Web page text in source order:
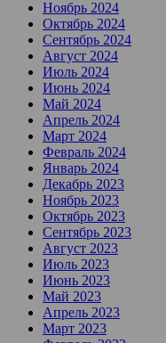
Ноябрь 2024
Октябрь 2024
Сентябрь 2024
Август 2024
Июль 2024
Июнь 2024
Май 2024
Апрель 2024
Март 2024
Февраль 2024
Январь 2024
Декабрь 2023
Ноябрь 2023
Октябрь 2023
Сентябрь 2023
Август 2023
Июль 2023
Июнь 2023
Май 2023
Апрель 2023
Март 2023